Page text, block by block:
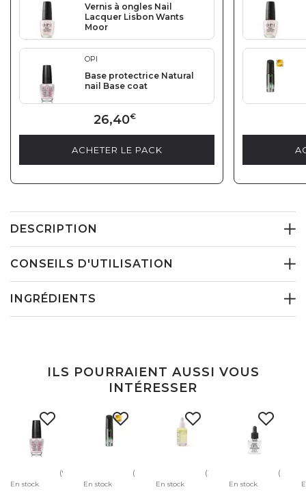
Vernis à ongles Nail
Lacquer Lisbon Wants
Moor
OPI
Base protectrice Natural
nail Base coat
26,40€
ACHETER LE PACK
DESCRIPTION
CONSEILS D'UTILISATION
INGRÉDIENTS
ILS POURRAIENT AUSSI VOUS
INTÉRESSER
(9)
En stock
(231)
En stock
(23)
En stock
(19)
En stock